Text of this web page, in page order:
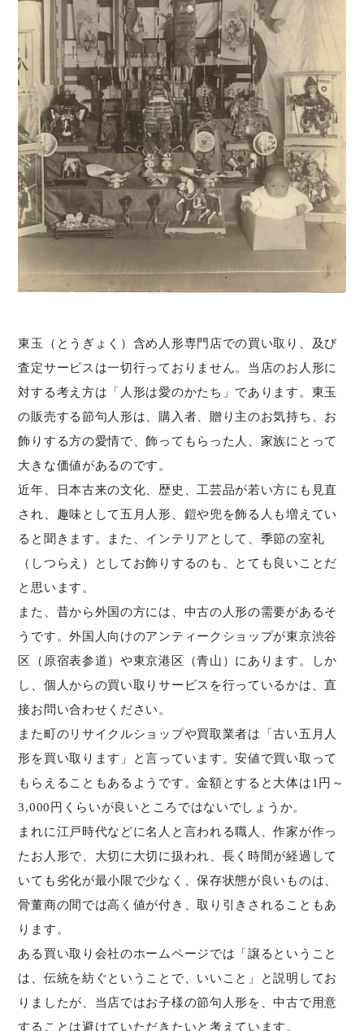
東玉（とうぎょく）含め人形専門店での買い取り、及び
査定サービスは一切行っておりません。当店のお人形に
対する考え方は「人形は愛のかたち」であります。東玉
の販売する節句人形は、購入者、贈り主のお気持ち、お
飾りする方の愛情で、飾ってもらった人、家族にとって
大きな価値があるのです。
近年、日本古来の文化、歴史、工芸品が若い方にも見直
され、趣味として五月人形、鎧や兜を飾る人も増えてい
ると聞きます。また、インテリアとして、季節の室礼
（しつらえ）としてお飾りするのも、とても良いことだ
と思います。
また、昔から外国の方には、中古の人形の需要があるそ
うです。外国人向けのアンティークショップが東京渋谷
区（原宿表参道）や東京港区（青山）にあります。しか
し、個人からの買い取りサービスを行っているかは、直
接お問い合わせください。
また町のリサイクルショップや買取業者は「古い五月人
形を買い取ります」と言っています。安値で買い取って
もらえることもあるようです。金額とすると大体は1円～
3,000円くらいが良いところではないでしょうか。
まれに江戸時代などに名人と言われる職人、作家が作っ
たお人形で、大切に大切に扱われ、長く時間が経過して
いても劣化が最小限で少なく、保存状態が良いものは、
骨董商の間では高く値が付き、取り引きされることもあ
ります。
ある買い取り会社のホームページでは「譲るということ
は、伝統を紡ぐということで、いいこと」と説明してお
りましたが、当店ではお子様の節句人形を、中古で用意
することは避けていただきたいと考えています。